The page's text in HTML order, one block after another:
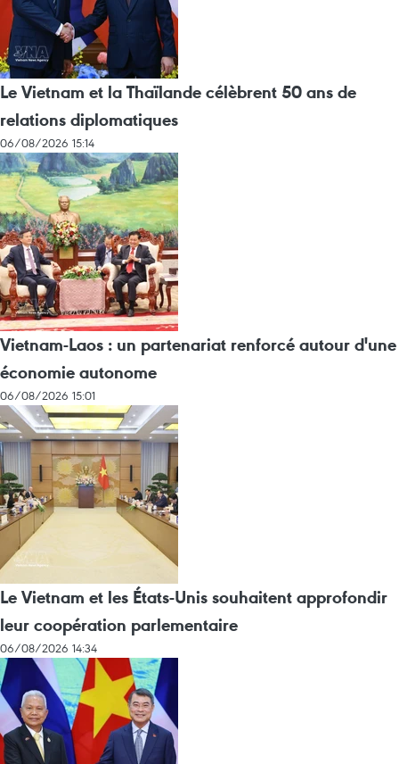
Le Vietnam et la Thaïlande célèbrent 50 ans de
relations diplomatiques
06/08/2026 15:14
Vietnam-Laos : un partenariat renforcé autour d'une
économie autonome
06/08/2026 15:01
Le Vietnam et les États-Unis souhaitent approfondir
leur coopération parlementaire
06/08/2026 14:34